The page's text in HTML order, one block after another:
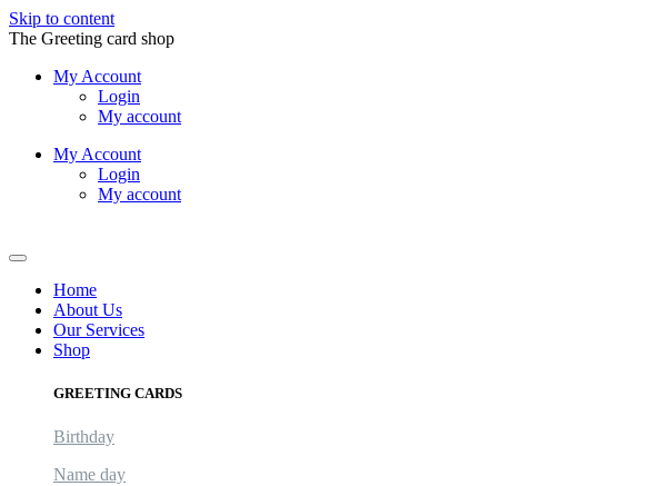
Skip to content
The Greeting card shop
My Account
Login
My account
My Account
Login
My account
Home
About Us
Our Services
Shop
GREETING CARDS
Birthday
Name day